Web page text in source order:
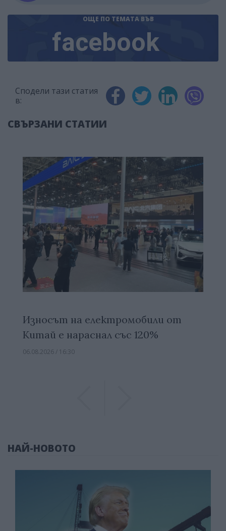
ОЩЕ ПО ТЕМАТА ВЪВ
facebook
Сподели тази статия
в:
СВЪРЗАНИ СТАТИИ
Износът на електромобили от
Китай е нараснал със 120%
06.08.2026 / 16:30
НАЙ-НОВОТО